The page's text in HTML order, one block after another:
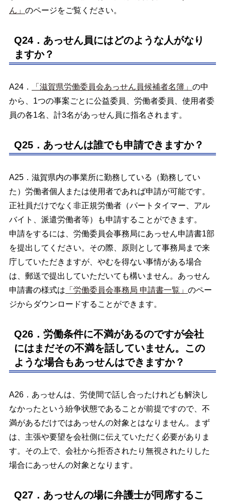
ん」 のページをご覧ください。
Q24．あっせん員にはどのような人がなり
ますか？
A24． 「滋賀県労働委員会あっせん員候補者名簿」 の中
から、1つの事案ごとに公益委員、労働者委員、使用者委
員の各1名、計3名があっせん員に指名されます。
Q25．あっせんは誰でも申請できますか？
A25．滋賀県内の事業所に勤務している（勤務してい
た）労働者個人または使用者であれば申請が可能です。
正社員だけでなく非正規労働者（パートタイマー、アル
バイト、派遣労働者等）も申請することができます。
申請をするには、労働委員会事務局にあっせん申請書1部
を提出してください。その際、原則として事務局まで来
庁していただきますが、やむを得ない事情がある場合
は、郵送で提出していただいても構いません。あっせん
申請書の様式は 「労働委員会事務局 申請書一覧」 のペー
ジからダウンロードすることができます。
Q26．労働条件に不満があるのですが会社
にはまだその不満を話していません。この
ような場合もあっせんはできますか？
A26．あっせんは、労使間で話し合ったけれども解決し
なかったという紛争状態であることが前提ですので、不
満があるだけではあっせんの対象とはなりません。まず
は、主張や要望を会社側に伝えていただく必要がありま
す。その上で、会社から拒否されたり無視されたりした
場合にあっせんの対象となります。
Q27．あっせんの場に弁護士が同席するこ